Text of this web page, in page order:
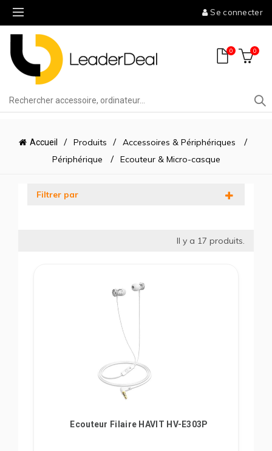
Se connecter
0 0
Accueil Produits
Accessoires & Périphériques
Périphérique
Ecouteur & Micro-casque
Filtrer par
Il y a 17 produits.
Ecouteur Filaire HAVIT HV-E303P